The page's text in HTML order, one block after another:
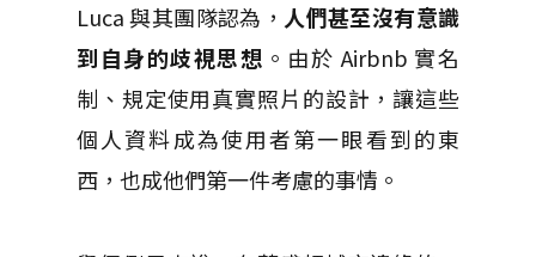
Luca 與其團隊認為， 人們甚至沒有意識
到自身的歧視思想 。由於 Airbnb 實名
制、規定使用真實照片的設計，讓這些
個人資料成為使用者第一眼看到的東
西，也成他們第一件考慮的事情。